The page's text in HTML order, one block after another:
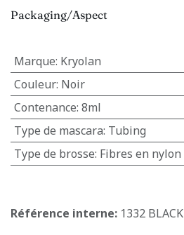
Packaging/Aspect
Marque: Kryolan
Couleur: Noir
Contenance: 8ml
Type de mascara: Tubing
Type de brosse: Fibres en nylon
Référence interne: 1332 BLACK